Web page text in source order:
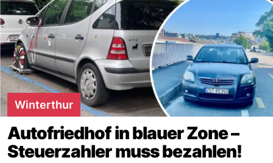
Winterthur
Autofriedhof in blauer Zone –
Steuerzahler muss bezahlen!